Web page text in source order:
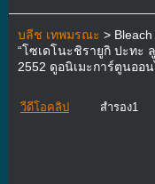
บลีช เทพมรณะ >
“โซเดโนะชิรายูกิ ปะทะ
2552 ดูอนิเมะการ์ตูนออ
วีดีโอคลิป สำรอง1